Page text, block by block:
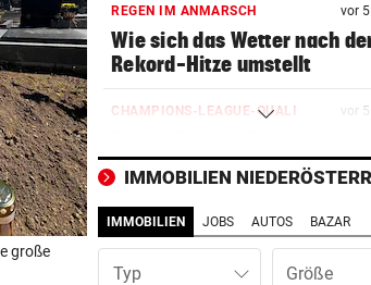
große
REGEN IM ANMARSCH vor
Wie sich das Wetter nach
Rekord-Hitze umstellt
CHAMPIONS-LEAGUE-QUALI vor
Istanbul ohne Chance
MIT BOJE GEFUNDEN
Pensionistin starb beim
Schwimmen im Wallersee
IMMOBILIEN
IMMOBILIEN JOBS AUTOS BAZAR
Typ